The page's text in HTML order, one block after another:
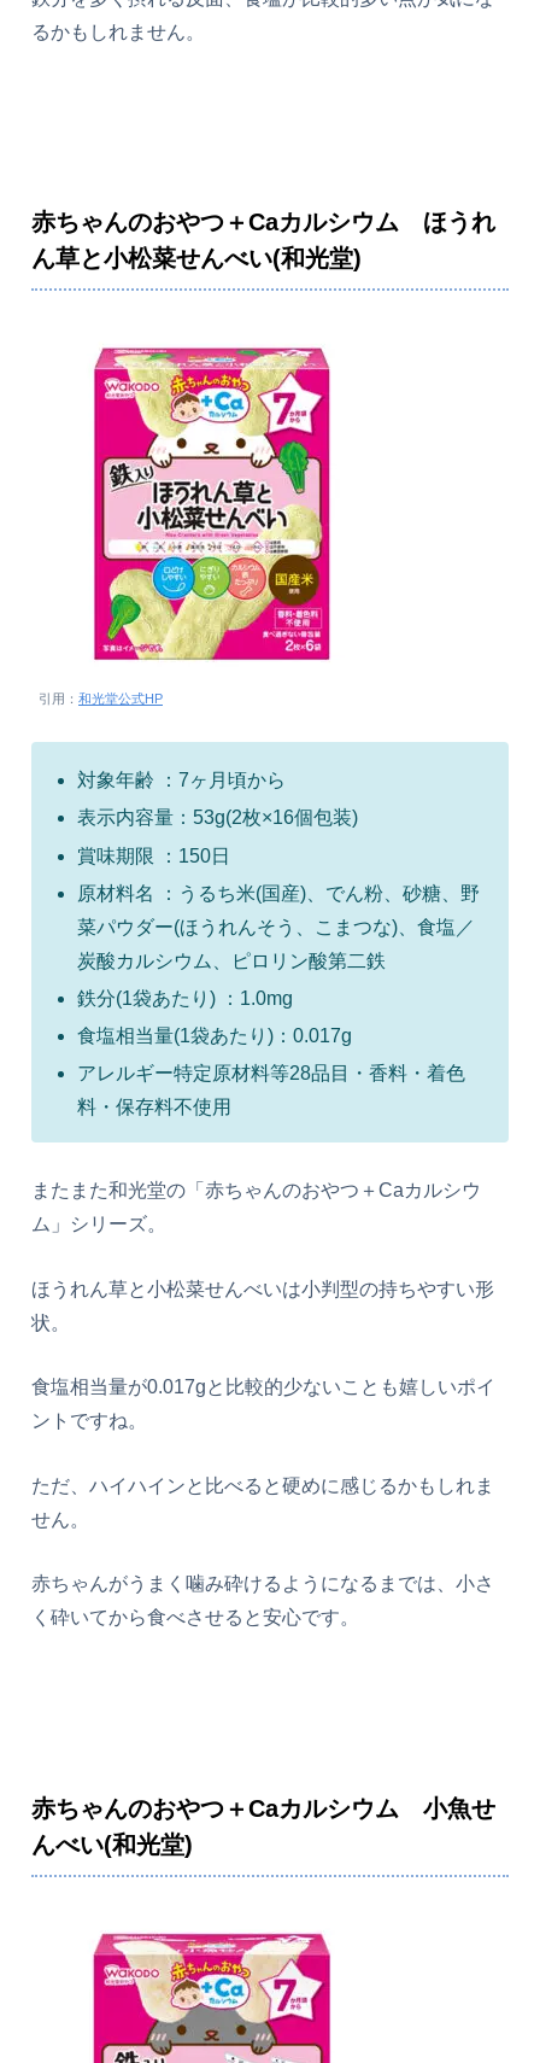
るかもしれません。
赤ちゃんのおやつ＋Caカルシウム ほうれ
ん草と小松菜せんべい(和光堂)
引用： 和光堂公式HP
対象年齢 ：7ヶ月頃から
表示内容量：53g(2枚×16個包装)
賞味期限 ：150日
原材料名 ：うるち米(国産)、でん粉、砂糖、野
菜パウダー(ほうれんそう、こまつな)、食塩／
炭酸カルシウム、ピロリン酸第二鉄
鉄分(1袋あたり) ：1.0mg
食塩相当量(1袋あたり)：0.017g
アレルギー特定原材料等28品目・香料・着色
料・保存料不使用
またまた和光堂の「赤ちゃんのおやつ＋Caカルシウ
ム」シリーズ。
ほうれん草と小松菜せんべいは小判型の持ちやすい形
状。
食塩相当量が0.017gと比較的少ないことも嬉しいポイ
ントですね。
ただ、ハイハインと比べると硬めに感じるかもしれま
せん。
赤ちゃんがうまく噛み砕けるようになるまでは、小さ
く砕いてから食べさせると安心です。
赤ちゃんのおやつ＋Caカルシウム 小魚せ
んべい(和光堂)